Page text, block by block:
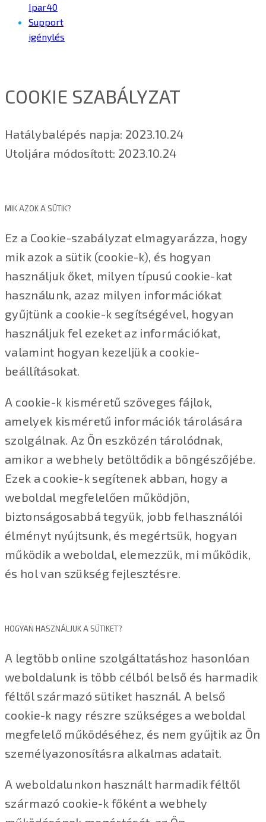
Ipar40
Support
igénylés
COOKIE SZABÁLYZAT
Hatálybalépés napja: 2023.10.24
Utoljára módosított: 2023.10.24
MIK AZOK A SÜTIK?
Ez a Cookie-szabályzat elmagyarázza, hogy
mik azok a sütik (cookie-k), és hogyan
használjuk őket, milyen típusú cookie-kat
használunk, azaz milyen információkat
gyűjtünk a cookie-k segítségével, hogyan
használjuk fel ezeket az információkat,
valamint hogyan kezeljük a cookie-
beállításokat.
A cookie-k kisméretű szöveges fájlok,
amelyek kisméretű információk tárolására
szolgálnak. Az Ön eszközén tárolódnak,
amikor a webhely betöltődik a böngészőjébe.
Ezek a cookie-k segítenek abban, hogy a
weboldal megfelelően működjön,
biztonságosabbá tegyük, jobb felhasználói
élményt nyújtsunk, és megértsük, hogyan
működik a weboldal, elemezzük, mi működik,
és hol van szükség fejlesztésre.
HOGYAN HASZNÁLJUK A SÜTIKET?
A legtöbb online szolgáltatáshoz hasonlóan
weboldalunk is több célból belső és harmadik
féltől származó sütiket használ. A belső
cookie-k nagy részre szükséges a weboldal
megfelelő működéséhez, és nem gyűjtik az Ön
személyazonosításra alkalmas adatait.
A weboldalunkon használt harmadik féltől
származó cookie-k főként a webhely